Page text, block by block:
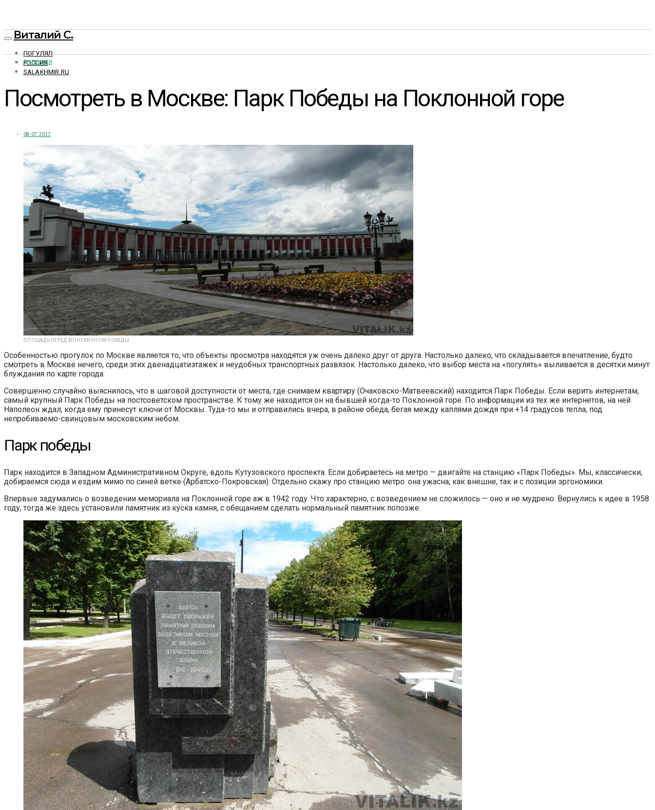
Виталий С.
ПОГУЛЯЛ
РОССИЯ
SALAKHMIR.RU
ДНЕВНИКИ
Посмотреть в Москве: Парк Победы на Поклонной горе
08.07.2017
ПЛОЩАДЬ ПЕРЕД МОНУМЕНТОМ ПОБЕДЫ.
Особенностью прогулок по Москве является то, что объекты просмотра находятся уж очень далеко друг от друга. Настолько далеко, что складывается впечатление, будто
смотреть в Москве нечего, среди этих двенадцатиэтажек и неудобных транспортных развязок. Настолько далеко, что выбор места на «погулять» выливается в десятки минут
блуждания по карте города.
Совершенно случайно выяснилось, что в шаговой доступности от места, где снимаем квартиру (Очаковско-Матвеевский) находится Парк Победы. Если верить интернетам,
самый крупный Парк Победы на постсоветском пространстве. К тому же находится он на бывшей когда-то Поклонной горе. По информации из тех же интернетов, на ней
Наполеон ждал, когда ему принесут ключи от Москвы. Туда-то мы и отправились вчера, в районе обеда, бегая между каплями дождя при +14 градусов тепла, под
непробиваемо-свинцовым московским небом.
Парк победы
Парк находится в Западном Административном Округе, вдоль Кутузовского проспекта. Если добираетесь на метро — двигайте на станцию «Парк Победы». Мы, классически,
добираемся сюда и ездим мимо по синей ветке (Арбатско-Покровская). Отдельно скажу про станцию метро: она ужасна, как внешне, так и с позиции эргономики.
Впервые задумались о возведении мемориала на Поклонной горе аж в 1942 году. Что характерно, с возведением не сложилось — оно и не мудрено. Вернулись к идее в 1958
году, тогда же здесь установили памятник из куска камня, с обещанием сделать нормальный памятник попозже.